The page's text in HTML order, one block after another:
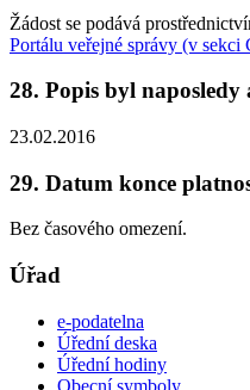
Žádost se podává
Portálu veřejné správy (v
28. Popis byl
23.02.2016
29. Datum konce
Bez časového omezení.
Úřad
e-podatelna
Úřední deska
Úřední hodiny
Obecní symboly